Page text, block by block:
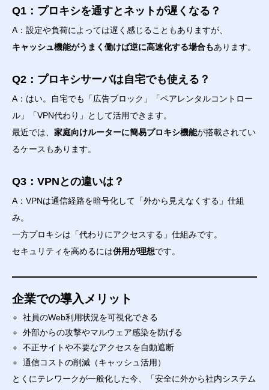
Q1：プロキシを通すとネットが遅くなる？
A：設定や負荷によっては遅く感じることもありますが、
キャッシュ機能がうまく働けば逆に高速化する場合もあります。
Q2：プロキシサーバは自宅でも使える？
A：はい。自宅でも「広告ブロック」「ペアレンタルコントロー
ル」「VPN代わり」として活用できます。
最近では、 家庭向けルーターに簡易プロキシ機能が搭載されてい
るケースもあります。
Q3：VPNとの違いは？
A：VPNは通信経路を暗号化して「外から見えなくする」仕組
み。
一方プロキシは「代わりにアクセスする」仕組みです。
セキュリティを高めるには併用が理想です。
企業での導入メリット
社員のWeb利用状況を可視化できる
外部からの攻撃やマルウェア感染を防げる
不正サイトや不要なアクセスを自動遮断
通信コストの削減（キャッシュ活用）
とくにテレワークが一般化した今、「安全に外から社内システム